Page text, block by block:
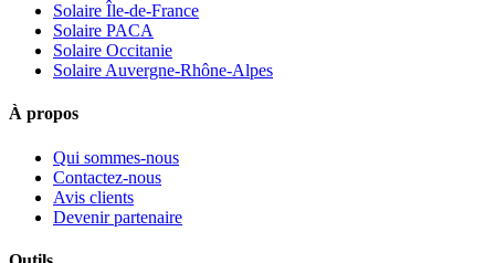
Solaire Île-de-France
Solaire PACA
Solaire Occitanie
Solaire Auvergne-Rhône-Alpes
À propos
Qui sommes-nous
Contactez-nous
Avis clients
Devenir partenaire